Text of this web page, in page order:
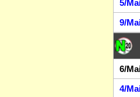
5/
9/
6/
4/